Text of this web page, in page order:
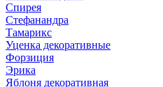
Спирея
Стефанандра
Тамарикс
Уценка декоративные
Форзиция
Эрика
Яблоня декоративная